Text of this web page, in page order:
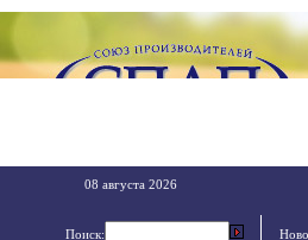
08 августа 2026
Поиск: